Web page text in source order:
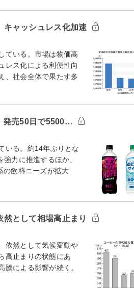
ャッシュレス化加速
ている。市場は物価高
レス化による利便性向
、社会全体で果たす多
発売50日で5500…
いる。約14年ぶりとな
力に推進するほか、
の飲料ニーズが拡大
として相場高止まり
依然として気候変動や
高止まりの状態にあ
による影響が続く。